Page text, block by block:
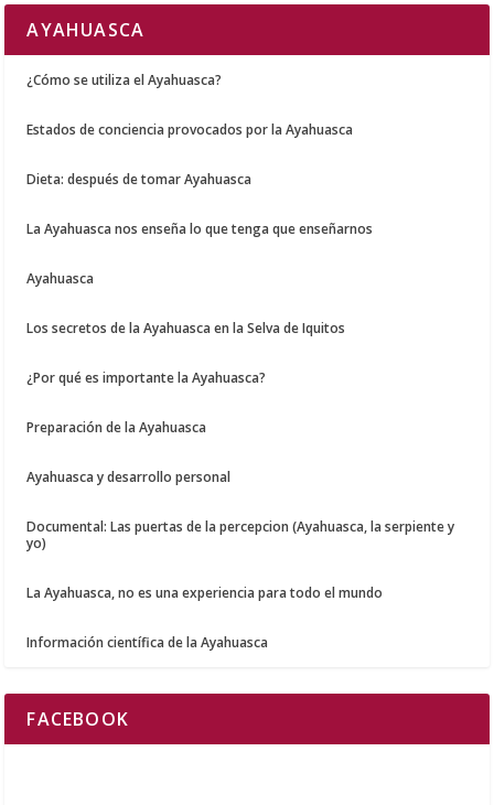
AYAHUASCA
¿Cómo se utiliza el Ayahuasca?
Estados de conciencia provocados por la Ayahuasca
Dieta: después de tomar Ayahuasca
La Ayahuasca nos enseña lo que tenga que enseñarnos
Ayahuasca
Los secretos de la Ayahuasca en la Selva de Iquitos
¿Por qué es importante la Ayahuasca?
Preparación de la Ayahuasca
Ayahuasca y desarrollo personal
Documental: Las puertas de la percepcion (Ayahuasca, la serpiente y
yo)
La Ayahuasca, no es una experiencia para todo el mundo
Información científica de la Ayahuasca
FACEBOOK